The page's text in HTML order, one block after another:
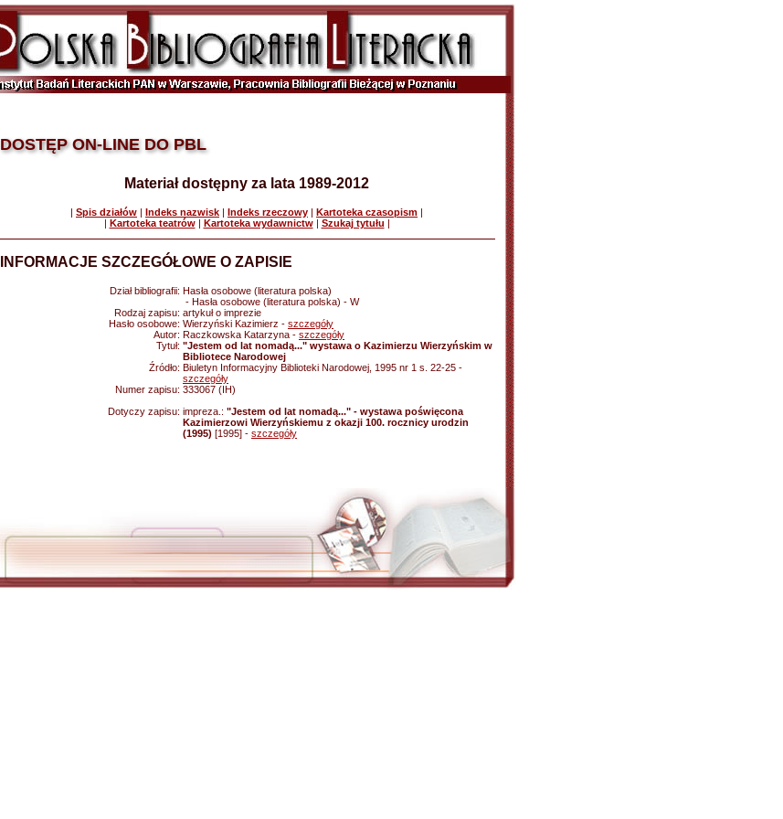
DOSTĘP ON-LINE DO PBL
Materiał dostępny za lata 1989-2012
| Spis działów | Indeks nazwisk | Indeks rzeczowy | Kartoteka czasopism |
| Kartoteka teatrów| Kartoteka wydawnictw| Szukaj tytułu |
INFORMACJE SZCZEGÓŁOWE O ZAPISIE
Dział bibliografii: Hasła osobowe (literatura polska)
- Hasła osobowe (literatura polska) - W
Rodzaj zapisu: artykuł o imprezie
Hasło osobowe: Wierzyński Kazimierz - szczegóły
Autor: Raczkowska Katarzyna - szczegóły
Tytuł: "Jestem od lat nomadą..." wystawa o Kazimierzu Wierzyńskim w
Bibliotece Narodowej
Źródło: Biuletyn Informacyjny Biblioteki Narodowej, 1995 nr 1 s. 22-25 -
szczegóły
Numer zapisu: 333067 (IH)
Dotyczy zapisu: impreza.: "Jestem od lat nomadą..." - wystawa poświęcona
Kazimierzowi Wierzyńskiemu z okazji 100. rocznicy urodzin
(1995) [1995] - szczegóły